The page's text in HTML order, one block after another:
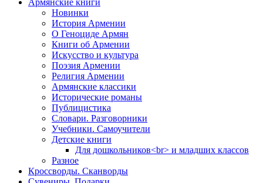
Армянские книги
Новинки
История Армении
О Геноциде Армян
Книги об Армении
Иcкусство и культура
Поэзия Армении
Религия Армении
Армянские классики
Исторические романы
Публицистика
Словари. Разговорники
Учебники. Самоучители
Детские книги
Для дошкольников<br> и младших классов
Разное
Кроссворды. Сканворды